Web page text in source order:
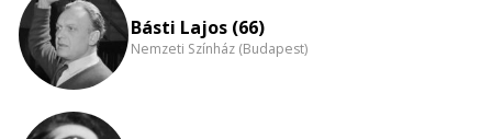
Básti Lajos (66)
Nemzeti Színház (Budapest)